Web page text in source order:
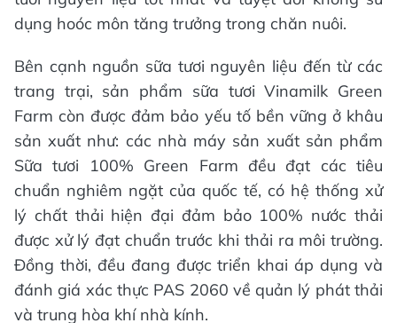
dụng hoóc môn tăng trưởng trong chăn nuôi.
Bên cạnh nguồn sữa tươi nguyên liệu đến từ các
trang trại, sản phẩm sữa tươi Vinamilk Green
Farm còn được đảm bảo yếu tố bền vững ở khâu
sản xuất như: các nhà máy sản xuất sản phẩm
Sữa tươi 100% Green Farm đều đạt các tiêu
chuẩn nghiêm ngặt của quốc tế, có hệ thống xử
lý chất thải hiện đại đảm bảo 100% nước thải
được xử lý đạt chuẩn trước khi thải ra môi trường.
Đồng thời, đều đang được triển khai áp dụng và
đánh giá xác thực PAS 2060 về quản lý phát thải
và trung hòa khí nhà kính.